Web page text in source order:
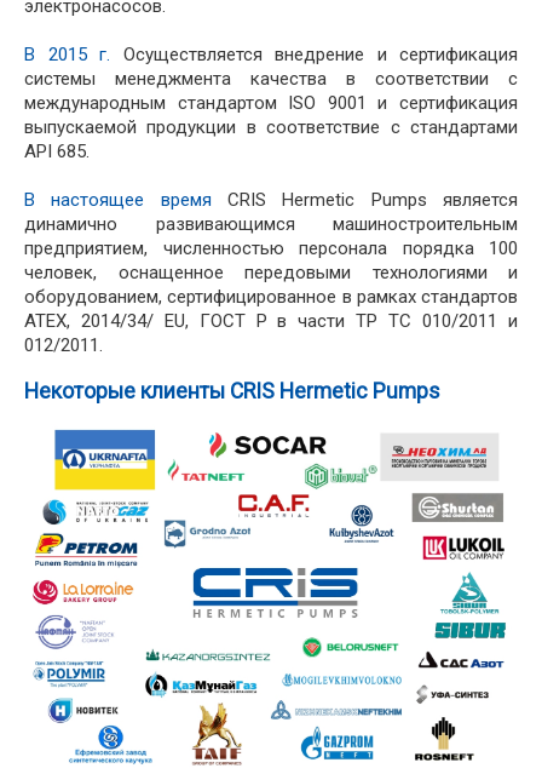
электронасосов.
В 2015 г.
Осуществляется внедрение и сертификация
системы менеджмента качества в соответствии с
международным стандартом ISO 9001 и сертификация
выпускаемой продукции в соответствие с стандартами
API 685.
В настоящее время CRIS Hermetic Pumps является
динамично развивающимся машиностроительным
предприятием, численностью персонала порядка 100
человек, оснащенное передовыми технологиями и
оборудованием, сертифицированное в рамках стандартов
ATEX, 2014/34/ EU, ГОСТ Р в части ТР ТС 010/2011 и
012/2011.
Некоторые клиенты CRIS Hermetic Pumps